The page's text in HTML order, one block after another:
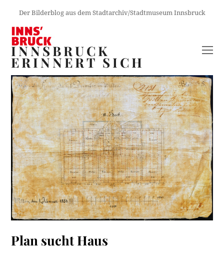
Der Bilderblog aus dem Stadtarchiv/Stadtmuseum Innsbruck
INNSBRUCK
ERINNERT SICH
Plan sucht Haus